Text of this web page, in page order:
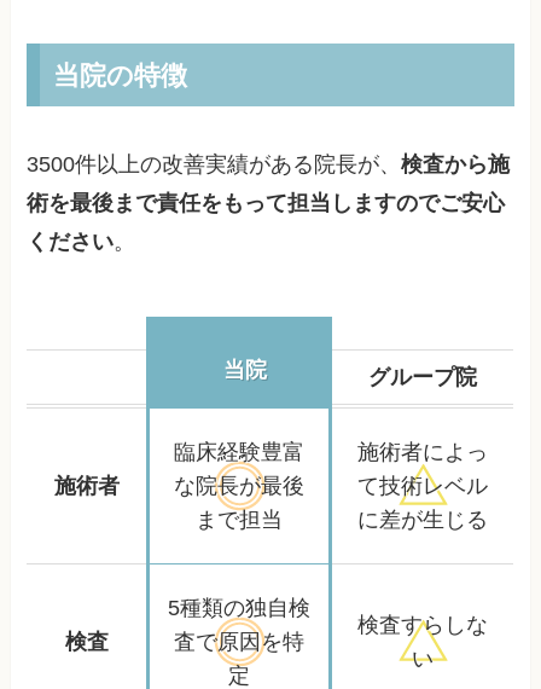
当院の特徴
3500件以上の改善実績がある院長が、検査から施
術を最後まで責任をもって担当しますのでご安心
ください。
当院 グループ院
施術者
臨床経験豊富
な院長が最後
まで担当
施術者によっ
て技術レベル
に差が生じる
検査
5種類の独自検
査で原因を特
定
検査すらしな
い